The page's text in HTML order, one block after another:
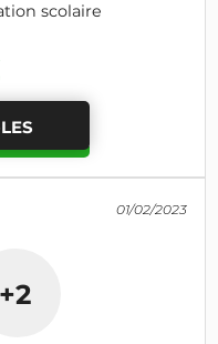
scolaire
01/02/2023
+2